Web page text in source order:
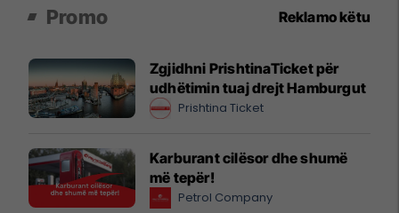
Promo Reklamo këtu
Zgjidhni PrishtinaTicket për
udhëtimin tuaj drejt Hamburgut
Prishtina Ticket
Karburant cilësor dhe shumë
më tepër!
Petrol Company